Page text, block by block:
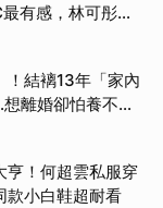
有感，林可彤自
！結褵13年「家內
離婚卻怕養不活
亨！何超雲私服穿
款小白鞋超耐看